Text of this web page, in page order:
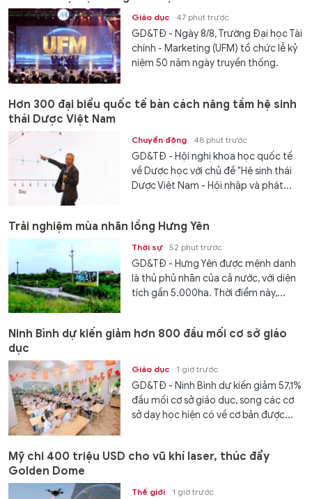
Giáo dục 47 phút trước
GD&TĐ - Ngày 8/8, Trường Đại học Tài
chính - Marketing (UFM) tổ chức lễ kỷ
niệm 50 năm ngày truyền thống.
Hơn 300 đại biểu quốc tế bàn cách nâng tầm hệ sinh
thái Dược Việt Nam
Chuyển động 48 phút trước
GD&TĐ - Hội nghị khoa học quốc tế
về Dược học với chủ đề "Hệ sinh thái
Dược Việt Nam - Hội nhập và phát...
Trải nghiệm mùa nhãn lồng Hưng Yên
Thời sự 52 phút trước
GD&TĐ - Hưng Yên được mệnh danh
là thủ phủ nhãn của cả nước, với diện
tích gần 5.000ha. Thời điểm này,...
Ninh Bình dự kiến giảm hơn 800 đầu mối cơ sở giáo
dục
Giáo dục 1 giờ trước
GD&TĐ - Ninh Bình dự kiến giảm 57,1%
đầu mối cơ sở giáo dục, song các cơ
sở dạy học hiện có về cơ bản được...
Mỹ chi 400 triệu USD cho vũ khí laser, thúc đẩy
Golden Dome
Thế giới 1 giờ trước